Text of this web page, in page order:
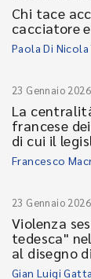
Chi tace
cacciatore
Paola Di
23 Gennaio 2026
La
francese
di cui il
Francesco
23 Gennaio 2026
Violenza
tedesca"
al disegno
Gian Luigi Gatta